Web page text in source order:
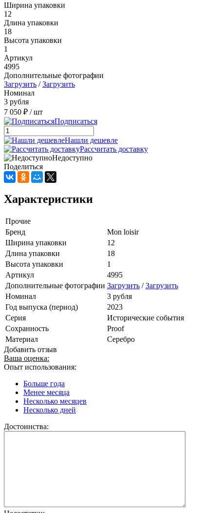
Ширина упаковки
12
Длина упаковки
18
Высота упаковки
1
Артикул
4995
Дополнительные фотографии
Загрузить /Загрузить
Номинал
3 рубля
7 050 ₽ / шт
Подписаться
Нашли дешевле
Рассчитать доставку
Недоступно
Поделиться
Характеристики
Прочие
Бренд
Mon loisir
Ширина упаковки
12
Длина упаковки
18
Высота упаковки
1
Артикул
4995
Дополнительные фотографии Загрузить /Загрузить
Номинал
3 рубля
Год выпуска (период)
2023
Серия
Исторические события
Сохранность
Proof
Материал
Серебро
Добавить отзыв
Ваша оценка:
Опыт использования:
Больше года
Менее месяца
Несколько месяцев
Несколько дней
Достоинства: